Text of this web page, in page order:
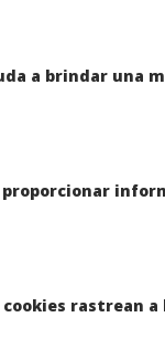
a brindar una
rastrean